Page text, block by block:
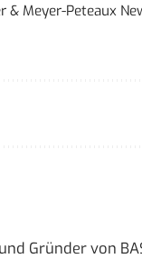
& Meyer-Peteaux
Gründer von